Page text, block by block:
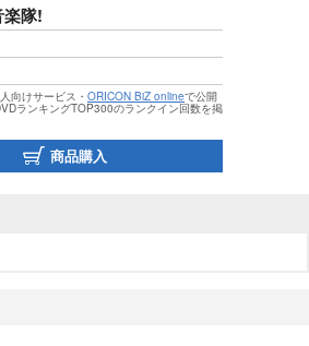
隊!
向けサービス・ ORICON BiZ onlineで公開
ランキングTOP300のランクイン回数を掲
商品購入